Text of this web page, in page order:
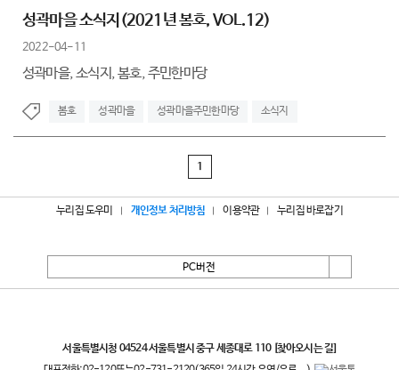
성곽마을 소식지(2021년 봄호, VOL.12)
2022-04-11
성곽마을, 소식지, 봄호, 주민한마당
봄호 성곽마을 성곽마을주민한마당 소식지
1
누리집 도우미 개인정보 처리방침 이용약관 누리집 바로잡기
PC버전
서울특별시청 04524 서울특별시 중구 세종대로 110 [찾아오시는 길]